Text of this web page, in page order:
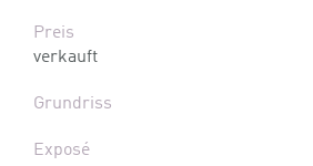
Preis
verkauft
Grundriss
Exposé